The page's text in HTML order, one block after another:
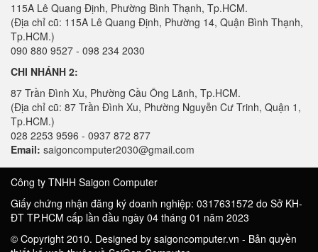
115A Lê Quang Định, Phường Bình Thạnh, Tp.HCM.
(Địa chỉ cũ: 115A Lê Quang Định, Phường 14, Quận Bình Thạnh,
Tp.HCM.)
090 880 9527 - 098 234 2030
CHI NHÁNH 2:
87 Trần Đình Xu, Phường Cầu Ông Lãnh, Tp.HCM.
(Địa chỉ cũ: 87 Trần Đình Xu, Phường Nguyễn Cư Trinh, Quận 1,
Tp.HCM.)
028 2253 9596 - 0937 872 877
Email: saigoncomputer2030@gmail.com
Công ty TNHH Saigon Computer
Giấy chứng nhận đăng ký doanh nghiệp: 0317631572 do Sở KH-
ĐT TP.HCM cấp lần đầu ngày 04 tháng 01 năm 2023
© Copyright 2010. Designed by saigoncomputer.vn - Bản quyền